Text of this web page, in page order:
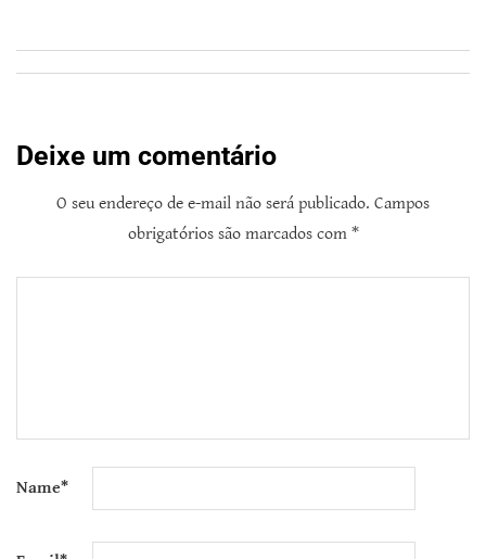
Deixe um comentário
O seu endereço de e-mail não será publicado. Campos
obrigatórios são marcados com *
Name*